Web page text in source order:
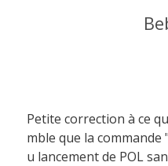
Petite correction à ce
mble que la
u lancement de POL